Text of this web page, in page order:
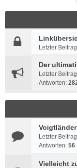
Letzter
Der
Letzter
Antworten:
Letzter
Antworten: 56
Vielleicht